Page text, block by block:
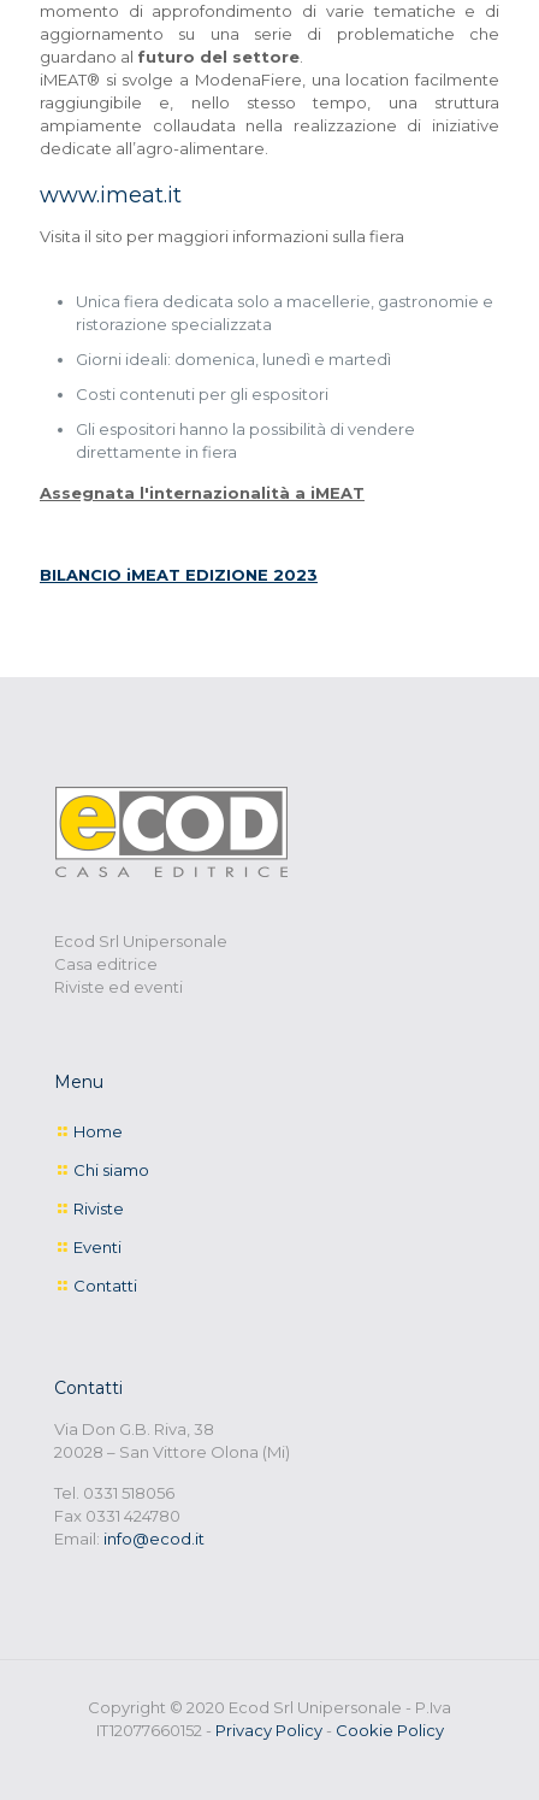
momento di approfondimento di varie tematiche e di
aggiornamento su una serie di problematiche che
guardano al futuro del settore
iMEAT® si svolge a ModenaFiere, una location facilmente
raggiungibile e, nello stesso tempo, una struttura
ampiamente collaudata nella realizzazione di iniziative
dedicate all’agro-alimentare.
www.imeat.it
Visita il sito per maggiori informazioni sulla fiera
Unica fiera dedicata solo a macellerie, gastronomie e
ristorazione specializzata
Giorni ideali: domenica, lunedì e martedì
Costi contenuti per gli espositori
Gli espositori hanno la possibilità di vendere
direttamente in fiera
Assegnata l'internazionalità a iMEAT
BILANCIO iMEAT EDIZIONE 2023
Ecod Srl Unipersonale
Casa editrice
Riviste ed eventi
Menu
Home
Chi siamo
Riviste
Eventi
Contatti
Contatti
Via Don G.B. Riva, 38
20028 – San Vittore Olona (Mi)
Tel. 0331 518056
Fax 0331 424780
Email: info@ecod.it
Copyright © 2020 Ecod Srl Unipersonale - P.Iva
IT12077660152 - Privacy Policy - Cookie Policy